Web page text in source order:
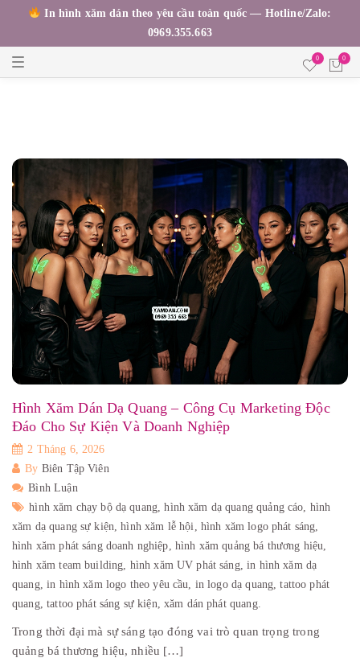
In hình xăm dán theo yêu cầu toàn quốc — Hotline/Zalo:
0969.355.663
T
v
t
i
o
n
0 0
Hình Xăm Dán Dạ Quang – Công Cụ Marketing Độc
Đáo Cho Sự Kiện Và Doanh Nghiệp
2 Tháng 6, 2026
By Biên Tập Viên
Bình Luận
hình xăm chạy bộ dạ quang,hình xăm dạ quang quảng cáo, hình
xăm dạ quang sự kiện,hình xăm lễ hội, hình xăm logo phát sáng,
hình xăm phát sáng doanh nghiệp, hình xăm quảng bá thương hiệu,
hình xăm team building, hình xăm UV phát sáng,in hình xăm dạ
quang,in hình xăm logo theo yêu cầu, in logo dạ quang,tattoo phát
quang,tattoo phát sáng sự kiện, xăm dán phát quang.
Trong thời đại mà sự sáng tạo đóng vai trò quan trọng trong
quảng bá thương hiệu, nhiều […]